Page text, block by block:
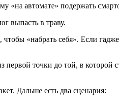
«на автомате» подержать
выпасть в траву.
«набрать себя». Если
точки до той, в которой
Дальше есть два сценария: